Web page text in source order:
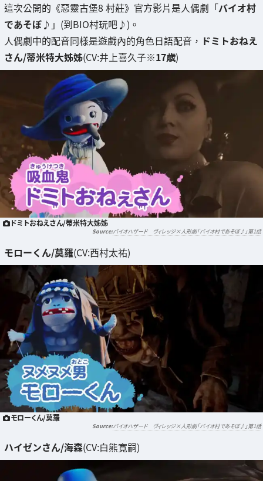
這次公開的《惡靈古堡8 村莊》官方影片是人偶劇「バイオ村
であそぼ♪ 」(到BIO村玩吧♪)。
人偶劇中的配音同樣是遊戲內的角色日語配音， ドミトおねえ
さん/蒂米特大姊姊(CV:井上喜久子※17歳)
ドミトおねえさん/蒂米特大姊姊
バイオハザード ヴィレッジ×人形劇「バイオ村であそぼ♪」第1話
モローくん/莫羅(CV:西村太祐)
モローくん/莫羅
バイオハザード ヴィレッジ×人形劇「バイオ村であそぼ♪」第1話
ハイゼンさん/海森(CV:白熊寛嗣)